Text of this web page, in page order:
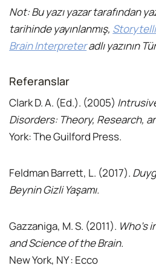
Not: Bu yazı yazar tarafından
tarihinde yayınlanmış,
Brain Interpreteradlı yazının
Referanslar
Clark D. A. (Ed.). (2005)
Disorders: Theory, Research,
York: The Guilford Press.
Feldman Barrett, L. (2017).
Beynin Gizli Yaşamı.
Gazzaniga, M. S. (2011). Who’s
and Science of the Brain.
New York, NY : Ecco